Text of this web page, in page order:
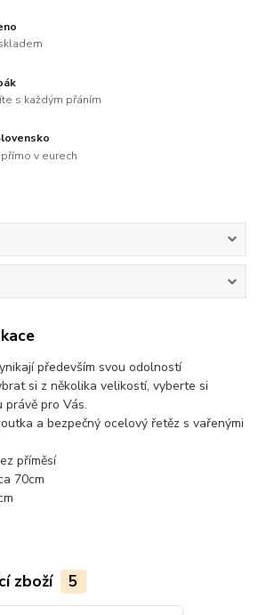
s každým přáním
v eurech
především svou odolností
si z několika velikostí, vyberte si
pro Vás.
a bezpečný ocelový řetěz s vařenými
příměsí
70cm
zboží 5